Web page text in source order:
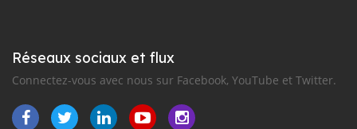
Réseaux sociaux et flux
Connectez-vous avec nous sur Facebook, YouTube et Twitter.